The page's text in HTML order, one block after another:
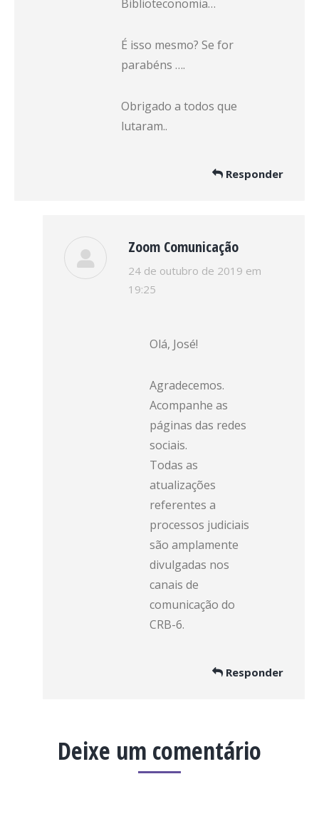
Biblioteconomia…
É isso mesmo? Se for
parabéns ….
Obrigado a todos que
lutaram..
Responder
Zoom Comunicação
disse:
24 de outubro de 2019 em
19:25
Olá, José!
Agradecemos.
Acompanhe as
páginas das redes
sociais.
Todas as
atualizações
referentes a
processos judiciais
são amplamente
divulgadas nos
canais de
comunicação do
CRB-6.
Responder
Deixe um comentário